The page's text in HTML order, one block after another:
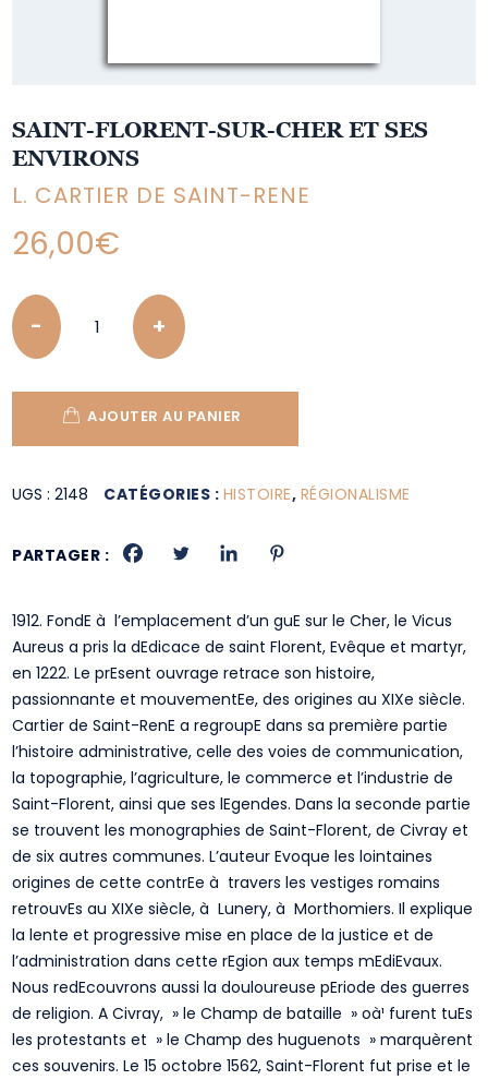
SAINT-FLORENT-SUR-CHER ET SES
ENVIRONS
L. CARTIER DE SAINT-RENE
26,00€
Quantity
AJOUTER AU PANIER
UGS :2148 CATÉGORIES : HISTOIRE, RÉGIONALISME
PARTAGER :
1912. FondE à l’emplacement d’un guE sur le Cher, le Vicus
Aureus a pris la dEdicace de saint Florent, Evêque et martyr,
en 1222. Le prEsent ouvrage retrace son histoire,
passionnante et mouvementEe, des origines au XIXe siècle.
Cartier de Saint-RenE a regroupE dans sa première partie
l’histoire administrative, celle des voies de communication,
la topographie, l’agriculture, le commerce et l’industrie de
Saint-Florent, ainsi que ses lEgendes. Dans la seconde partie
se trouvent les monographies de Saint-Florent, de Civray et
de six autres communes. L’auteur Evoque les lointaines
origines de cette contrEe à travers les vestiges romains
retrouvEs au XIXe siècle, à Lunery, à Morthomiers. Il explique
la lente et progressive mise en place de la justice et de
l’administration dans cette rEgion aux temps mEdiEvaux.
Nous redEcouvrons aussi la douloureuse pEriode des guerres
de religion. A Civray, » le Champ de bataille » oà¹ furent tuEs
les protestants et » le Champ des huguenots » marquèrent
ces souvenirs. Le 15 octobre 1562, Saint-Florent fut prise et le